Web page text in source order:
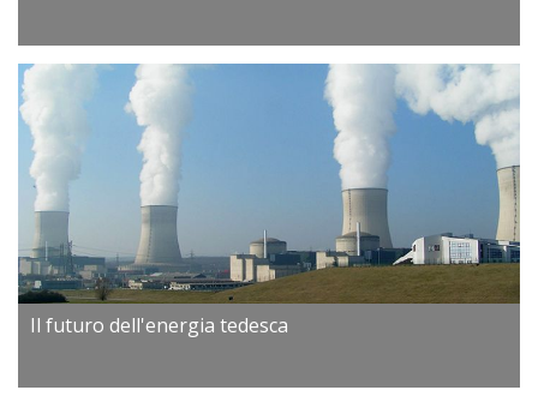
Il futuro dell'energia tedesca